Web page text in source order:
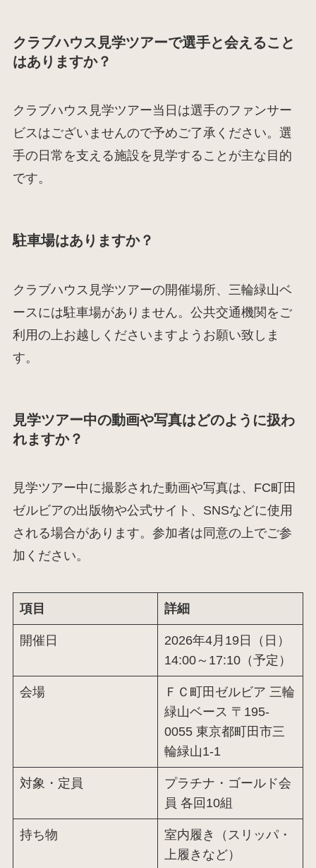
クラブハウス見学ツアーで選手と会えること
はありますか？
クラブハウス見学ツアー当日は選手のファンサー
ビスはございませんので予めご了承ください。選
手の日常を支える施設を見学することが主な目的
です。
駐車場はありますか？
クラブハウス見学ツアーの開催場所、三輪緑山ベ
ースには駐車場がありません。公共交通機関をご
利用の上お越しくださいますようお願い致しま
す。
見学ツアー中の動画や写真はどのように扱わ
れますか？
見学ツアー中に撮影された動画や写真は、FC町田
ゼルビアの出版物や公式サイト、SNSなどに使用
される場合があります。参加者は同意の上でご参
加ください。
項目 詳細
開催日
2026年4月19日（日）
14:00～17:10（予定）
会場
ＦＣ町田ゼルビア 三輪
緑山ベース 〒195-
0055 東京都町田市三
輪緑山1-1
対象・定員
プラチナ・ゴールド会
員 各回10組
持ち物
室内履き（スリッパ・
上履きなど）